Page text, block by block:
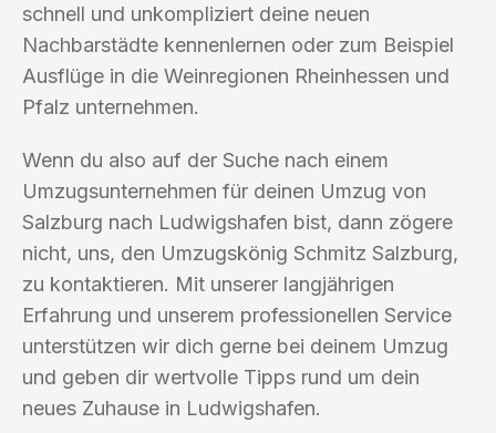
schnell und unkompliziert deine neuen
Nachbarstädte kennenlernen oder zum Beispiel
Ausflüge in die Weinregionen Rheinhessen und
Pfalz unternehmen.
Wenn du also auf der Suche nach einem
Umzugsunternehmen für deinen Umzug von
Salzburg nach Ludwigshafen bist, dann zögere
nicht, uns, den Umzugskönig Schmitz Salzburg,
zu kontaktieren. Mit unserer langjährigen
Erfahrung und unserem professionellen Service
unterstützen wir dich gerne bei deinem Umzug
und geben dir wertvolle Tipps rund um dein
neues Zuhause in Ludwigshafen.